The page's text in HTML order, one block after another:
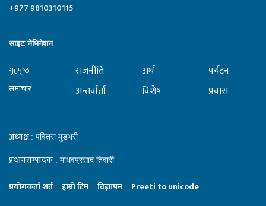
+977 9810310115
साइट नेभिगेशन
गृहपृष्‍ठ
समाचार
राजनीति
अन्तर्वार्ता
अर्थ
विशेष
पर्यटन
प्रवास
अध्यक्ष : पवित्रा मुडभरी
प्रधानसम्पादक : माधवप्रसाद तिवारी
प्रयाेगकर्ता शर्त हाम्राे टिम विज्ञापन Preeti to unicode